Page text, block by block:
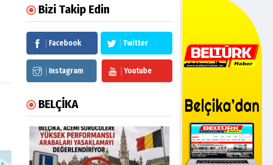
Bizi Takip Edin
Facebook Twitter
Instagram Youtube
BELÇİKA